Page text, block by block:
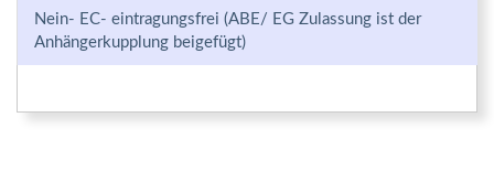
Nein- EC- eintragungsfrei (ABE/ EG Zulassung ist der
Anhängerkupplung beigefügt)